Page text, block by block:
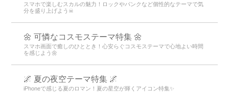
スマホで楽しむスカルの魅力！ロックやパンクなど個性的なテーマで気
分を盛り上げよう☠
🌼 可憐なコスモステーマ特集 🌼
スマホ画面で癒しのひととき！心安らぐコスモステーマで心地よい時間
を感じよう🌼
🌌 夏の夜空テーマ特集 🌌
iPhoneで感じる夏のロマン！夏の星空が輝くアイコン特集✨